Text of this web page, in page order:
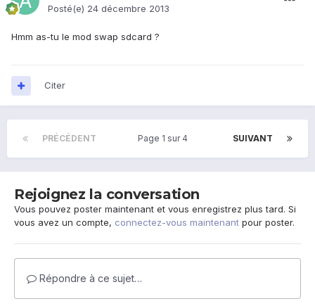
Posté(e) 24 décembre 2013
Hmm as-tu le mod swap sdcard ?
Citer
PRÉCÉDENT SUIVANT
Page 1 sur 4
Rejoignez la conversation
Vous pouvez poster maintenant et vous enregistrez plus tard. Si
vous avez un compte, connectez-vous maintenant pour poster.
Répondre à ce sujet…